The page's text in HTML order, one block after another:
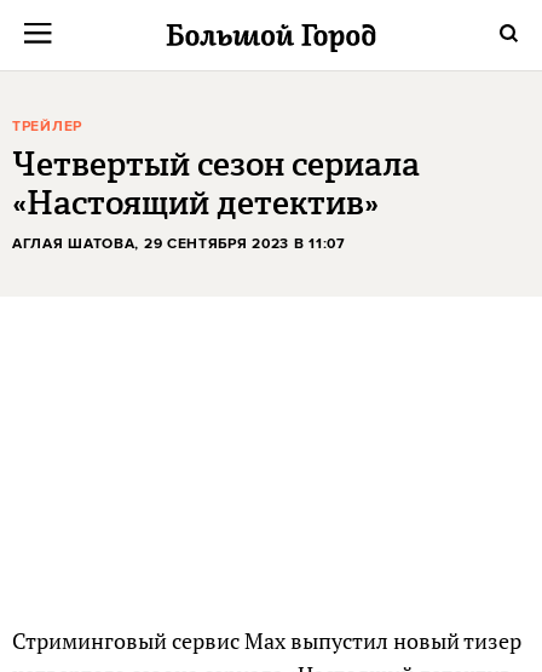
ТРЕЙЛЕР
Четвертый сезон сериала
«Настоящий детектив»
АГЛАЯ ШАТОВА, 29 СЕНТЯБРЯ 2023 В 11:07
Стриминговый сервис Max выпустил новый тизер